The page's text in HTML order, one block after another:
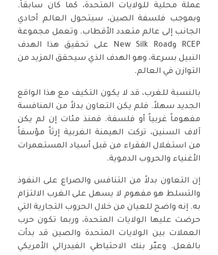
عملة محلية للولايات المتحدة، كما كان سابقاً.
وبموجب فلسفة الصين، سيتحول العالم أحادي
الجانب إلى عالم متعدد الأقطاب. وتعمل مجموعة
RCEP وNew Silk Road على تحقيق هذا الهدف
النبيل بسرعة، وهو الهدف الذي سيحقق المزيد من
التوازن في العالم.
بالنسبة للغرب، قد لا يكون التكيف مع هذا الواقع
الجديد سهلاً. فلم يكن التعاون بدلاً من المنافسة
مفهوماً غربياً أو فلسفة. فمنذ مئات إن لم يكن
آلاف السنين، تركت الهيمنة الغربية إرثاً مؤسفاً
من استغلال الفقراء من قبل أسياد المستعمرات
الأغنياء والحروب الدموية.
إن التعاون بدلاً من التنافس والصراع على النفوذ
والتسلط هو مفهوم لا يسهل على الغرب الالتزام
به. إنه واضح للعيان من خلال الحروب التجارية التي
حرضت عليها الولايات المتحدة، وربما تكون حرب
العملات بين الولايات المتحدة والصين قد بدأت
بالفعل. وعبّر بنك الاحتياطي الفيدرالي الأمريكي